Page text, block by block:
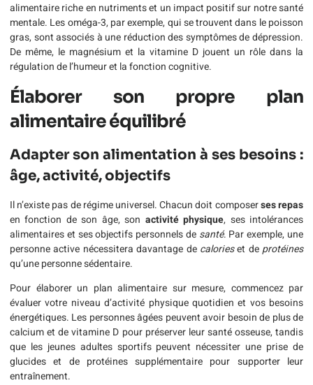
alimentaire riche en nutriments et un impact positif sur notre santé
mentale. Les oméga-3, par exemple, qui se trouvent dans le poisson
gras, sont associés à une réduction des symptômes de dépression.
De même, le magnésium et la vitamine D jouent un rôle dans la
régulation de l’humeur et la fonction cognitive.
Élaborer son propre plan
alimentaire équilibré
Adapter son alimentation à ses besoins :
âge, activité, objectifs
Il n’existe pas de régime universel. Chacun doit composerses repas
en fonction de son âge, son activité physique, ses intolérances
alimentaires et ses objectifs personnels de santé. Par exemple, une
personne active nécessitera davantage de calorieset deprotéines
qu’une personne sédentaire.
Pour élaborer un plan alimentaire sur mesure, commencez par
évaluer votre niveau d’activité physique quotidien et vos besoins
énergétiques. Les personnes âgées peuvent avoir besoin de plus de
calcium et de vitamine D pour préserver leur santé osseuse, tandis
que les jeunes adultes sportifs peuvent nécessiter une prise de
glucides et de protéines supplémentaire pour supporter leur
entraînement.